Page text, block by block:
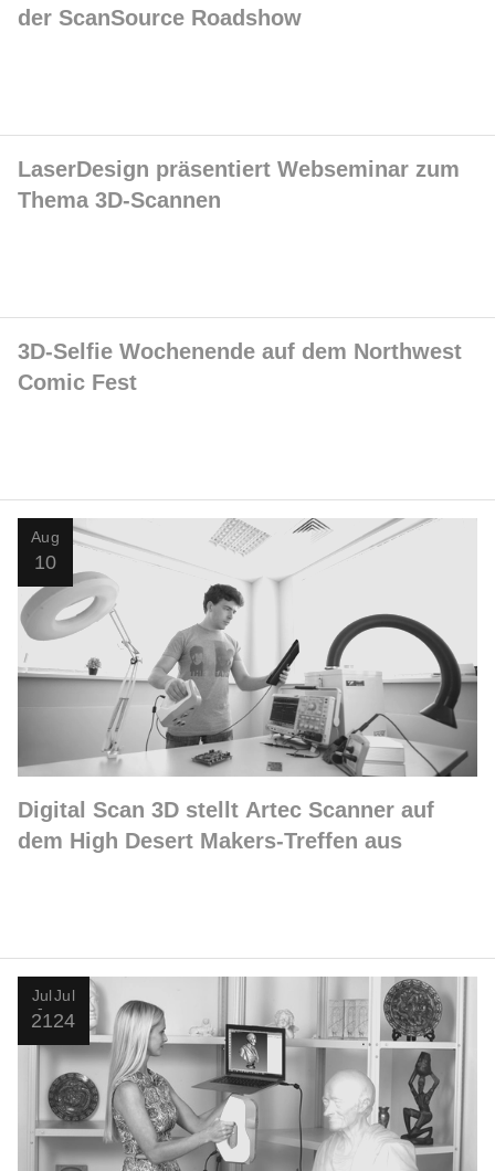
der ScanSource Roadshow
LaserDesign präsentiert Webseminar zum
Thema 3D-Scannen
3D-Selfie Wochenende auf dem Northwest
Comic Fest
Aug
10
Digital Scan 3D stellt Artec Scanner auf
dem High Desert Makers-Treffen aus
Jul
21
Jul
24